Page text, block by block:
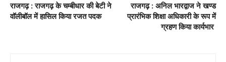
राजगढ़ : राजगढ़ के चम्बीधार की बेटी ने
वॉलीबॉल में हासिल किया रजत पदक
राजगढ़ : अनिल भारद्वाज ने खण्ड
प्रारंभिक शिक्षा अधिकारी के रूप में
ग्रहण किया कार्यभार